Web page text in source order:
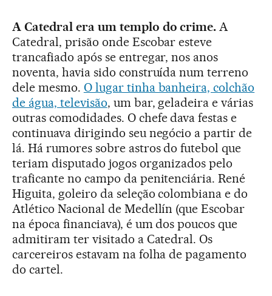
A Catedral era um templo do crime. A
Catedral, prisão onde Escobar esteve
trancafiado após se entregar, nos anos
noventa, havia sido construída num terreno
dele mesmo. O lugar tinha banheira, colchão
de água, televisão, um bar, geladeira e várias
outras comodidades. O chefe dava festas e
continuava dirigindo seu negócio a partir de
lá. Há rumores sobre astros do futebol que
teriam disputado jogos organizados pelo
traficante no campo da penitenciária. René
Higuita, goleiro da seleção colombiana e do
Atlético Nacional de Medellín (que Escobar
na época financiava), é um dos poucos que
admitiram ter visitado a Catedral. Os
carcereiros estavam na folha de pagamento
do cartel.